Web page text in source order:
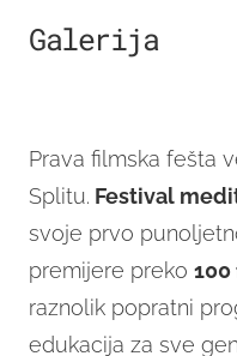
Galerija
Prava filmska fešta
Splitu. Festival
svoje prvo
premijere preko 100
raznolik popratni
edukacija za sve